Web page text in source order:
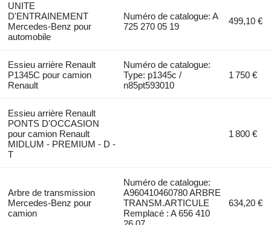
UNITE
D'ENTRAINEMENT
Mercedes-Benz pour
automobile
Numéro de catalogue: A
725 270 05 19
499,10 €
Essieu arrière Renault
P1345C pour camion
Renault
Numéro de catalogue:
Type: p1345c /
n85pt593010
1 750 €
Essieu arrière Renault
PONTS D'OCCASION
pour camion Renault
MIDLUM - PREMIUM - D -
T
1 800 €
Arbre de transmission
Mercedes-Benz pour
camion
Numéro de catalogue:
A960410460780 ARBRE
TRANSM.ARTICULE
Remplacé : A 656 410
634,20 €